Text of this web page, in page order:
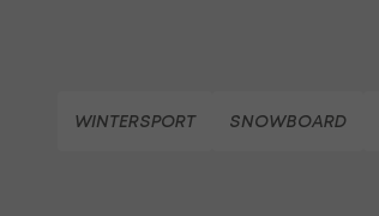
WINTERSPORT SNOWBOARD